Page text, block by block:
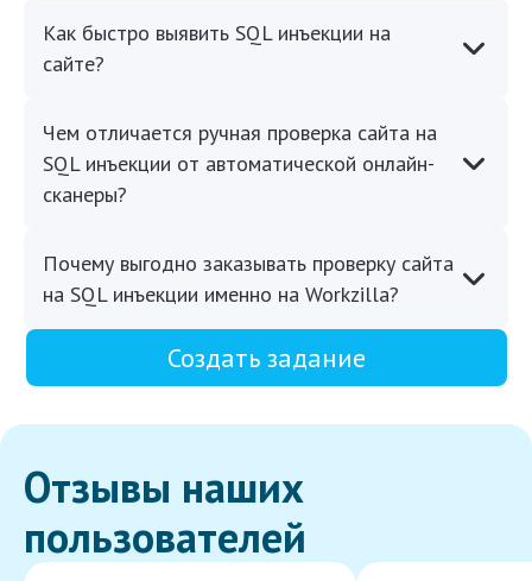
Как быстро выявить SQL инъекции на
сайте?
Чем отличается ручная проверка сайта на
SQL инъекции от автоматической онлайн-
сканеры?
Почему выгодно заказывать проверку сайта
на SQL инъекции именно на Workzilla?
Создать задание
Отзывы наших
пользователей